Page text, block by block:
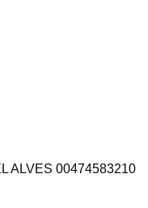
ALVES 00474583210